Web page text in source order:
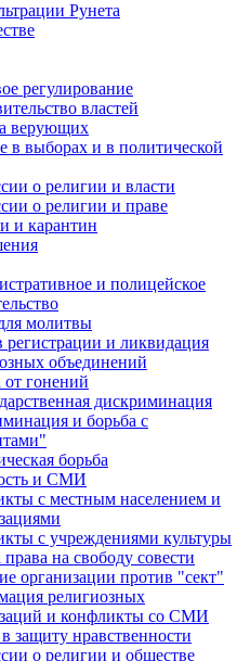
Рунета
регулирование
властей
верующих
в выборах и в политической
о религии и власти
о религии и праве
и карантин
и полицейское
молитвы
регистрации и ликвидация
объединений
от гонений
дискриминация
и борьба с
борьба
и СМИ
с местным населением и
с учреждениями культуры
на свободу совести
организации против "сект"
религиозных
и конфликты со СМИ
защиту нравственности
о религии и обществе